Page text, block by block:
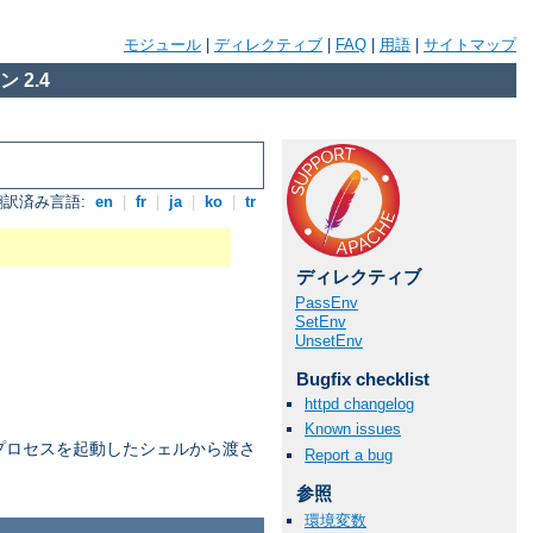
モジュール ディレクティブ FAQ 用語 サイトマップ
2.4
訳済み言語: en fr ja ko tr
セスを起動したシェルから渡さ
ディレクティブ
PassEnv
SetEnv
UnsetEnv
Bugfix checklist
httpd changelog
Known issues
Report a bug
参照
環境変数